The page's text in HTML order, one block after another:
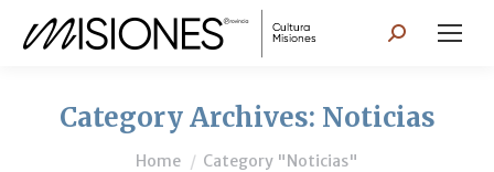
Search:
Category Archives: Noticias
You are here:
Home Category "Noticias"